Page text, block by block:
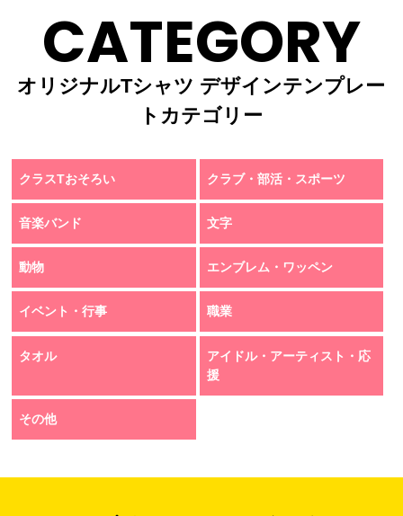
CATEGORY
オリジナルTシャツ デザインテンプレー
トカテゴリー
クラスTおそろい クラブ・部活・スポーツ
音楽バンド 文字
動物 エンブレム・ワッペン
イベント・行事 職業
タオル
アイドル・アーティスト・応
援
その他